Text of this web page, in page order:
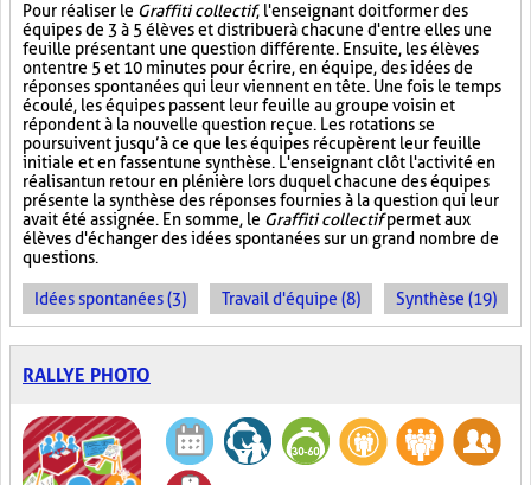
Pour réaliser le Graffiti collectif, l'enseignant doit former des
équipes de 3 à 5 élèves et distribuer à chacune d'entre elles une
feuille présentant une question différente. Ensuite, les élèves
ont entre 5 et 10 minutes pour écrire, en équipe, des idées de
réponses spontanées qui leur viennent en tête. Une fois le temps
écoulé, les équipes passent leur feuille au groupe voisin et
répondent à la nouvelle question reçue. Les rotations se
poursuivent jusqu’à ce que les équipes récupèrent leur feuille
initiale et en fassent une synthèse. L'enseignant clôt l'activité en
réalisant un retour en plénière lors duquel chacune des équipes
présente la synthèse des réponses fournies à la question qui leur
avait été assignée. En somme, le Graffiti collectifpermet aux
élèves d'échanger des idées spontanées sur un grand nombre de
questions.
Idées spontanées (3) Travail d'équipe (8) Synthèse (19)
RALLYE PHOTO